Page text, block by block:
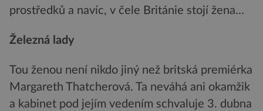
prostředků a navíc, v čele Británie stojí žena…
Železná lady
Tou ženou není nikdo jiný než britská premiérka
Margareth Thatcherová. Ta neváhá ani okamžik
a kabinet pod jejím vedením schvaluje 3. dubna